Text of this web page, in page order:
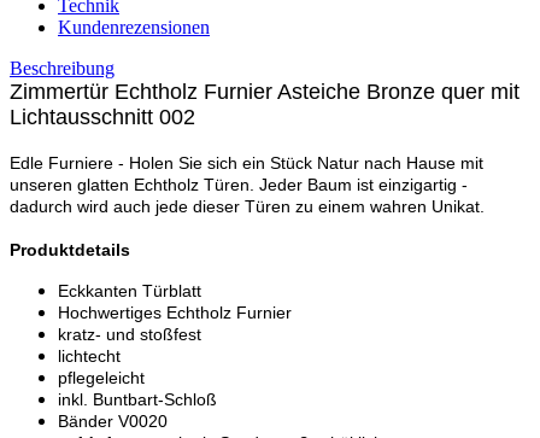
Technik
Kundenrezensionen
Beschreibung
Zimmertür Echtholz Furnier Asteiche Bronze quer mit
Lichtausschnitt 002
Edle Furniere - Holen Sie sich ein Stück Natur nach Hause mit
unseren glatten Echtholz Türen. Jeder Baum ist einzigartig -
dadurch wird auch jede dieser Türen zu einem wahren Unikat.
Produktdetails
Eckkanten Türblatt
Hochwertiges Echtholz Furnier
kratz- und stoßfest
lichtecht
pflegeleicht
inkl. Buntbart-Schloß
Bänder V0020